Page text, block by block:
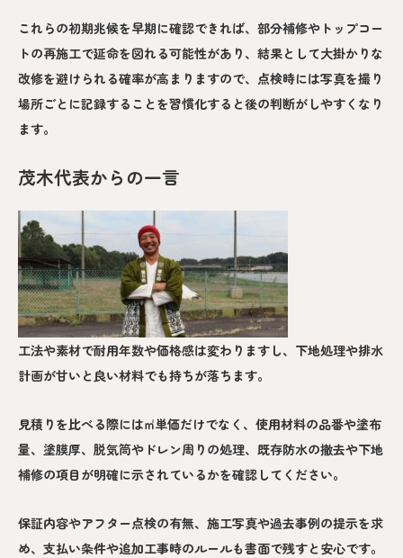
これらの初期兆候を早期に確認できれば、部分補修やトップコー
トの再施工で延命を図れる可能性があり、結果として大掛かりな
改修を避けられる確率が高まりますので、点検時には写真を撮り
場所ごとに記録することを習慣化すると後の判断がしやすくなり
ます。
茂木代表からの一言
工法や素材で耐用年数や価格感は変わりますし、下地処理や排水
計画が甘いと良い材料でも持ちが落ちます。
見積りを比べる際には㎡単価だけでなく、使用材料の品番や塗布
量、塗膜厚、脱気筒やドレン周りの処理、既存防水の撤去や下地
補修の項目が明確に示されているかを確認してください。
保証内容やアフター点検の有無、施工写真や過去事例の提示を求
め、支払い条件や追加工事時のルールも書面で残すと安心です。